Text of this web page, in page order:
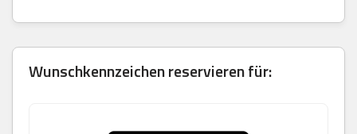
Wunschkennzeichen reservieren für: